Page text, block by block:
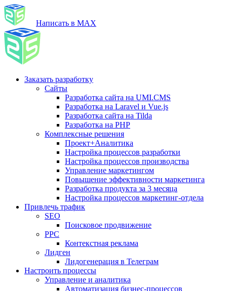
Написать в MAX
Заказать разработку
Сайты
Разработка сайта на UMI.CMS
Разработка на Laravel и Vue.js
Разработка сайта на Tilda
Разработка на PHP
Комплексные решения
Проект+Аналитика
Настройка процессов разработки
Настройка процессов производства
Управление маркетингом
Повышение эффективности маркетинга
Разработка продукта за 3 месяца
Настройка процессов маркетинг-отдела
Привлечь трафик
SEO
Поисковое продвижение
PPC
Контекстная реклама
Лидген
Лидогенерация в Телеграм
Настроить процессы
Управление и аналитика
Автоматизация бизнес-процессов